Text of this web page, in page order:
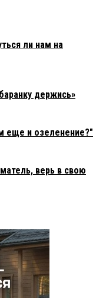
ли нам на
держись»
еще и озеленение?"
верь в свою